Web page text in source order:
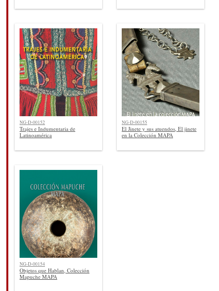
NG-D-00152
Trajes e Indumentaria de
Latinoamérica
NG-D-00155
El Jinete y sus atuendos, El jinete
en la Colección MAPA
NG-D-00154
Objetos que Hablan, Colección
Mapuche MAPA